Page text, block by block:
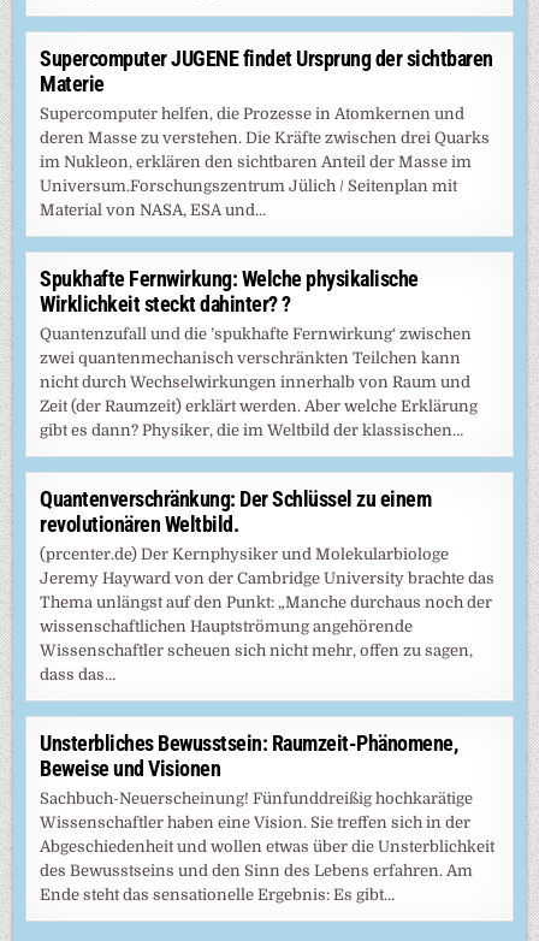
Supercomputer JUGENE findet Ursprung der sichtbaren
Materie
Supercomputer helfen, die Prozesse in Atomkernen und
deren Masse zu verstehen. Die Kräfte zwischen drei Quarks
im Nukleon, erklären den sichtbaren Anteil der Masse im
Universum.Forschungszentrum Jülich / Seitenplan mit
Material von NASA, ESA und…
Spukhafte Fernwirkung: Welche physikalische
Wirklichkeit steckt dahinter? ?
Quantenzufall und die ’spukhafte Fernwirkung‘ zwischen
zwei quantenmechanisch verschränkten Teilchen kann
nicht durch Wechselwirkungen innerhalb von Raum und
Zeit (der Raumzeit) erklärt werden. Aber welche Erklärung
gibt es dann? Physiker, die im Weltbild der klassischen…
Quantenverschränkung: Der Schlüssel zu einem
revolutionären Weltbild.
(prcenter.de) Der Kernphysiker und Molekularbiologe
Jeremy Hayward von der Cambridge University brachte das
Thema unlängst auf den Punkt: „Manche durchaus noch der
wissenschaftlichen Hauptströmung angehörende
Wissenschaftler scheuen sich nicht mehr, offen zu sagen,
dass das…
Unsterbliches Bewusstsein: Raumzeit-Phänomene,
Beweise und Visionen
Sachbuch-Neuerscheinung! Fünfunddreißig hochkarätige
Wissenschaftler haben eine Vision. Sie treffen sich in der
Abgeschiedenheit und wollen etwas über die Unsterblichkeit
des Bewusstseins und den Sinn des Lebens erfahren. Am
Ende steht das sensationelle Ergebnis: Es gibt…